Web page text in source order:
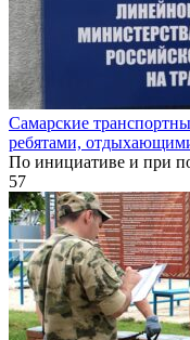
Самарские
ребятами,
По инициативе и при
57